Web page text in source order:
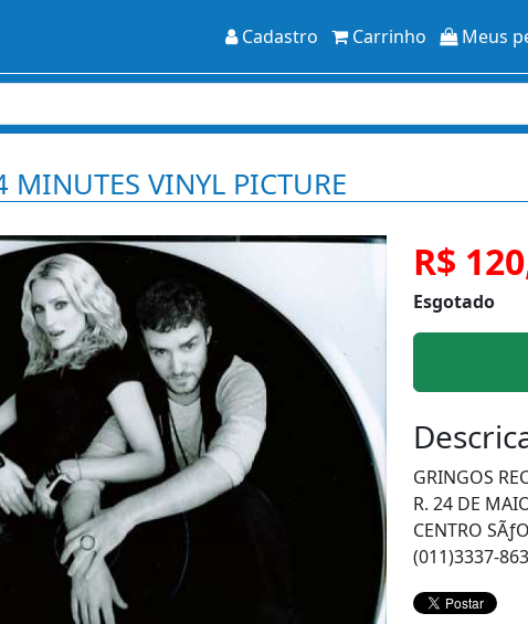
Cadastro Carrinho Meus
VINYL PICTURE
R$
Esgotado
GRINGOS
R. 24 DE
CENTRO
(011)3337-